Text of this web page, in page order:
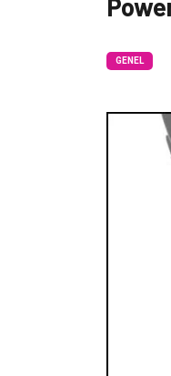
GENEL